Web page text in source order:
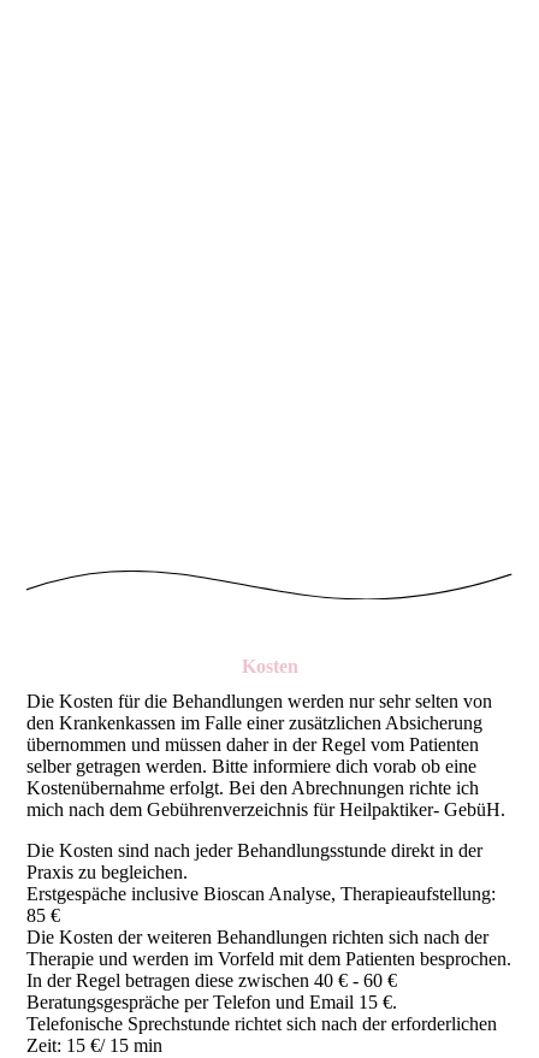
Kosten
Die Kosten für die Behandlungen werden nur sehr selten von
den Krankenkassen im Falle einer zusätzlichen Absicherung
übernommen und müssen daher in der Regel vom Patienten
selber getragen werden. Bitte informiere dich vorab ob eine
Kostenübernahme erfolgt. Bei den Abrechnungen richte ich
mich nach dem Gebührenverzeichnis für Heilpaktiker- GebüH.
Die Kosten sind nach jeder Behandlungsstunde direkt in der
Praxis zu begleichen.
Erstgespäche inclusive Bioscan Analyse, Therapieaufstellung:
85 €
Die Kosten der weiteren Behandlungen richten sich nach der
Therapie und werden im Vorfeld mit dem Patienten besprochen.
In der Regel betragen diese zwischen 40 € - 60 €
Beratungsgespräche per Telefon und Email 15 €.
Telefonische Sprechstunde richtet sich nach der erforderlichen
Zeit: 15 €/ 15 min